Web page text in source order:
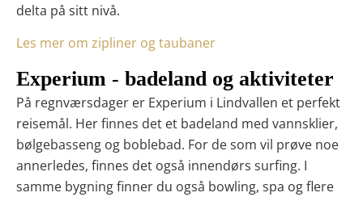
delta på sitt nivå.
Les mer om zipliner og taubaner
Experium - badeland og aktiviteter
På regnværsdager er Experium i Lindvallen et perfekt
reisemål. Her finnes det et badeland med vannsklier,
bølgebasseng og boblebad. For de som vil prøve noe
annerledes, finnes det også innendørs surfing. I
samme bygning finner du også bowling, spa og flere